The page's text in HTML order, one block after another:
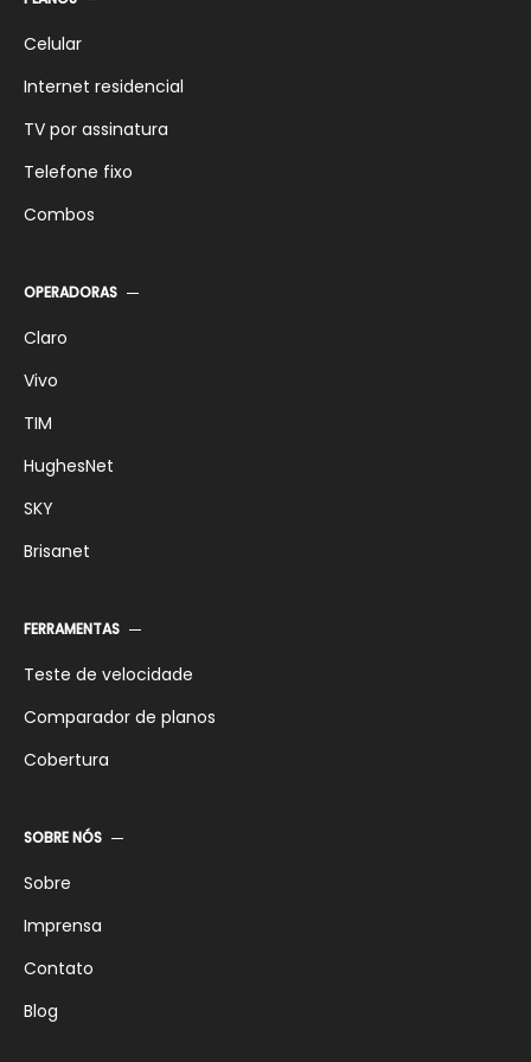
SKY Pré-pago Digital
SKY 25 Mega
Celular
Internet residencial
TV por assinatura
Telefone fixo
Combos
OPERADORAS
Claro
Vivo
TIM
HughesNet
SKY
Brisanet
FERRAMENTAS
Teste de velocidade
Comparador de planos
Cobertura
SOBRE NÓS
Sobre
Imprensa
Contato
Blog